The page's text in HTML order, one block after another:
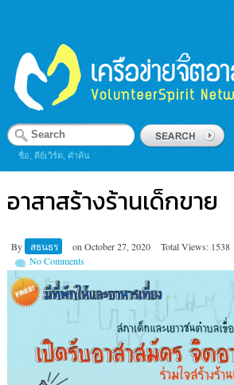
ชื่อ, คีย์เวิร์ด, คำค้น
อาสาสร้างร้านเด็กขาย
By สธนธร on October 27, 2020 Total Views: 1538
No Comments